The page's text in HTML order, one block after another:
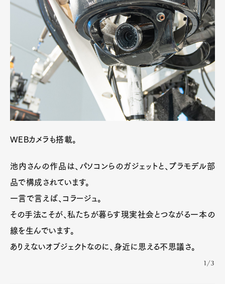
WEBカメラも搭載。
池内さんの作品は、パソコンらのガジェットと、プラモデル部
品で構成されています。
一言で言えば、コラージュ。
その手法こそが、私たちが暮らす現実社会とつながる一本の
線を生んでいます。
ありえないオブジェクトなのに、身近に思える不思議さ。
1/3